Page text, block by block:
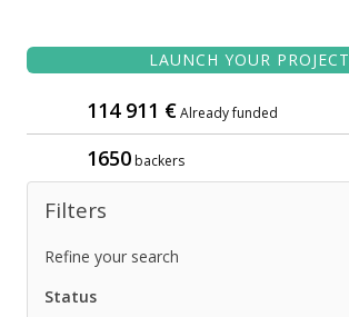
LAUNCH YOUR PROJECT
114 911 €Already funded
1650 backers
Filters
Refine your search
Status